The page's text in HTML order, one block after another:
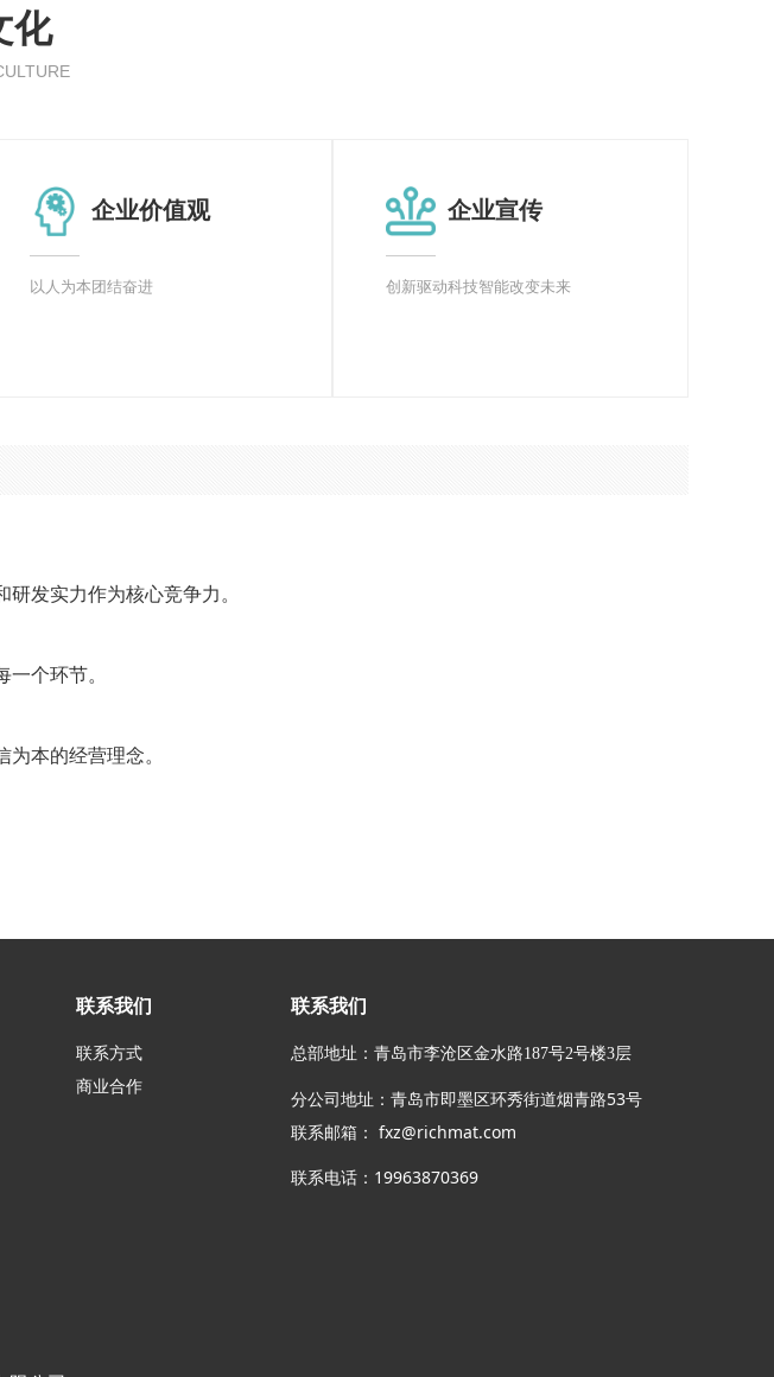
化
企业价值观
以人为本团结奋进
企业宣传
创新驱动科技智能改变未来
发实力作为核心竞争力。
一个环节。
本的经营理念。
联系我们
联系方式
商业合作
联系我们
总部地址：青岛市李沧区金水路187号2号楼3层
分公司地址：青岛市即墨区环秀街道烟青路53号
联系邮箱： fxz@richmat.com
联系电话：19963870369